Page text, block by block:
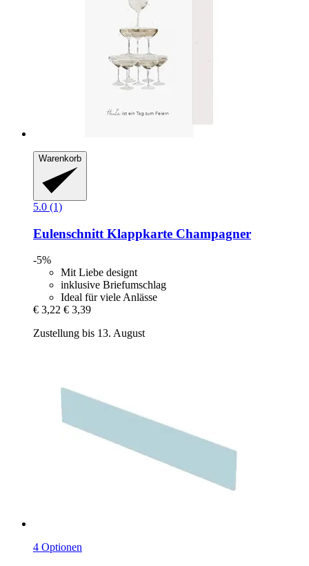
Warenkorb
5.0 (1)
Eulenschnitt Klappkarte Champagner
-5%
Mit Liebe designt
inklusive Briefumschlag
Ideal für viele Anlässe
€ 3,22 € 3,39
Zustellung bis 13. August
4 Optionen